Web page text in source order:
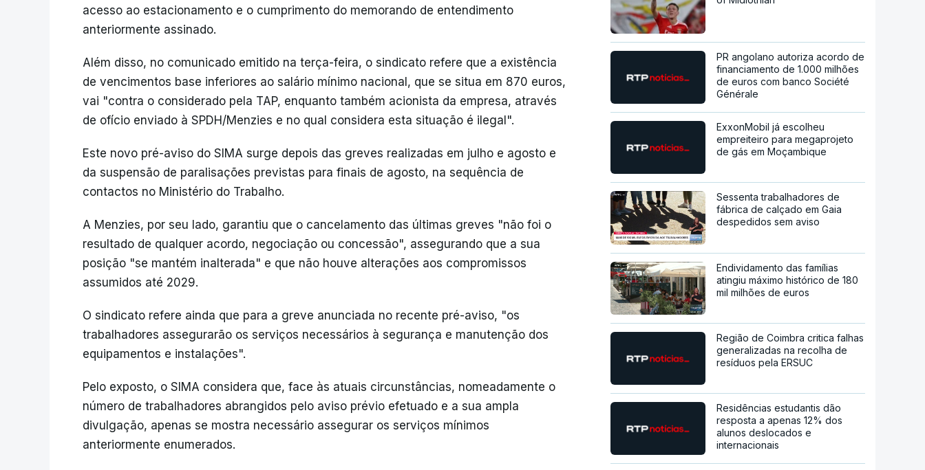
acesso ao estacionamento e o cumprimento do memorando de entendimento
anteriormente assinado.
Além disso, no comunicado emitido na terça-feira, o sindicato refere que a existência
de vencimentos base inferiores ao salário mínimo nacional, que se situa em 870 euros,
vai "contra o considerado pela TAP, enquanto também acionista da empresa, através
de ofício enviado à SPDH/Menzies e no qual considera esta situação é ilegal".
Este novo pré-aviso do SIMA surge depois das greves realizadas em julho e agosto e
da suspensão de paralisações previstas para finais de agosto, na sequência de
contactos no Ministério do Trabalho.
A Menzies, por seu lado, garantiu que o cancelamento das últimas greves "não foi o
resultado de qualquer acordo, negociação ou concessão", assegurando que a sua
posição "se mantém inalterada" e que não houve alterações aos compromissos
assumidos até 2029.
O sindicato refere ainda que para a greve anunciada no recente pré-aviso, "os
trabalhadores assegurarão os serviços necessários à segurança e manutenção dos
equipamentos e instalações".
Pelo exposto, o SIMA considera que, face às atuais circunstâncias, nomeadamente o
número de trabalhadores abrangidos pelo aviso prévio efetuado e a sua ampla
divulgação, apenas se mostra necessário assegurar os serviços mínimos
anteriormente enumerados.
PR angolano autoriza acordo de
financiamento de 1.000 milhões
de euros com banco Société
Générale
ExxonMobil já escolheu
empreiteiro para megaprojeto
de gás em Moçambique
Sessenta trabalhadores de
fábrica de calçado em Gaia
despedidos sem aviso
Endividamento das famílias
atingiu máximo histórico de 180
mil milhões de euros
Região de Coimbra critica falhas
generalizadas na recolha de
resíduos pela ERSUC
Residências estudantis dão
resposta a apenas 12% dos
alunos deslocados e
internacionais